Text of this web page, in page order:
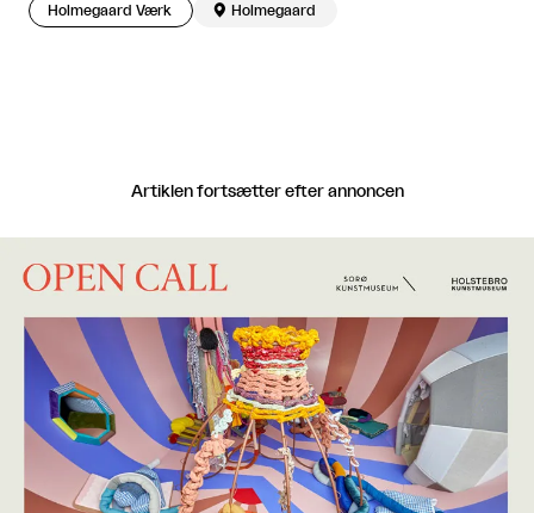
Holmegaard Værk  Holmegaard
Artiklen fortsætter efter annoncen